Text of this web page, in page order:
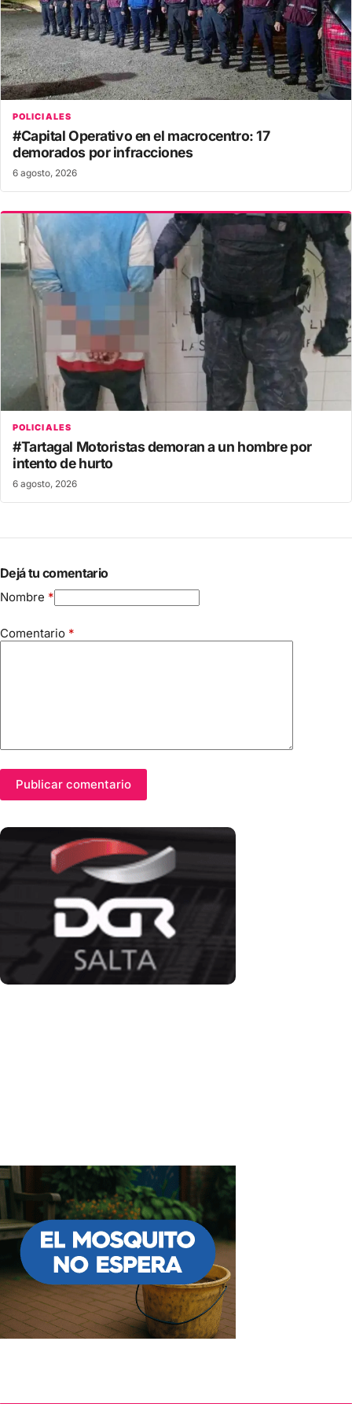
POLICIALES
#Capital Operativo en el macrocentro: 17
demorados por infracciones
6 agosto, 2026
POLICIALES
#Tartagal Motoristas demoran a un hombre por
intento de hurto
6 agosto, 2026
Dejá tu comentario
Nombre *
Comentario *
Publicar comentario